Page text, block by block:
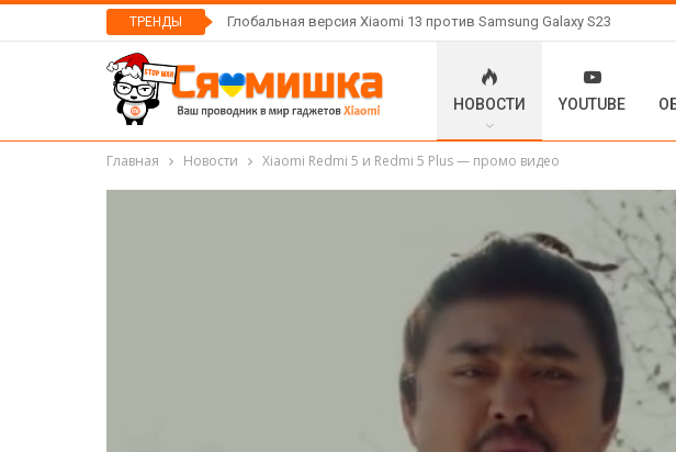
ТРЕНДЫ Глобальная версия Xiaomi 13 против Samsung Galaxy S23
НОВОСТИ YOUTUBE
Главная Новости Xiaomi Redmi 5 и Redmi 5 Plus — промо видео